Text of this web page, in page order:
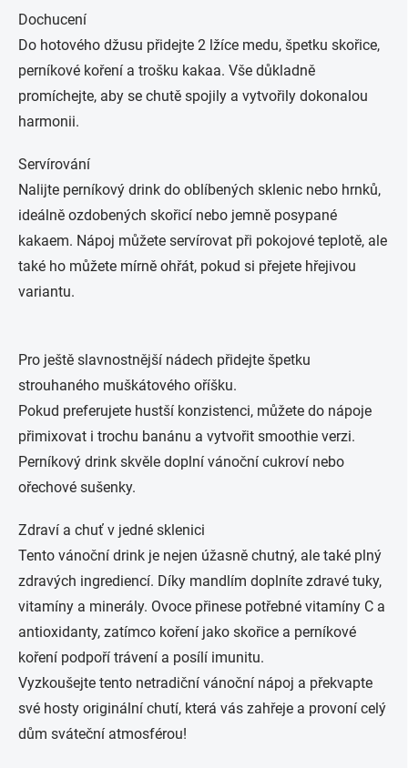
Dochucení
Do hotového džusu přidejte 2 lžíce medu, špetku skořice,
perníkové koření a trošku kakaa. Vše důkladně
promíchejte, aby se chutě spojily a vytvořily dokonalou
harmonii.
Servírování
Nalijte perníkový drink do oblíbených sklenic nebo hrnků,
ideálně ozdobených skořicí nebo jemně posypané
kakaem. Nápoj můžete servírovat při pokojové teplotě, ale
také ho můžete mírně ohřát, pokud si přejete hřejivou
variantu.
Pro ještě slavnostnější nádech přidejte špetku
strouhaného muškátového oříšku.
Pokud preferujete hustší konzistenci, můžete do nápoje
přimixovat i trochu banánu a vytvořit smoothie verzi.
Perníkový drink skvěle doplní vánoční cukroví nebo
ořechové sušenky.
Zdraví a chuť v jedné sklenici
Tento vánoční drink je nejen úžasně chutný, ale také plný
zdravých ingrediencí. Díky mandlím doplníte zdravé tuky,
vitamíny a minerály. Ovoce přinese potřebné vitamíny C a
antioxidanty, zatímco koření jako skořice a perníkové
koření podpoří trávení a posílí imunitu.
Vyzkoušejte tento netradiční vánoční nápoj a překvapte
své hosty originální chutí, která vás zahřeje a provoní celý
dům sváteční atmosférou!